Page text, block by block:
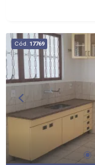
Cód. 17769